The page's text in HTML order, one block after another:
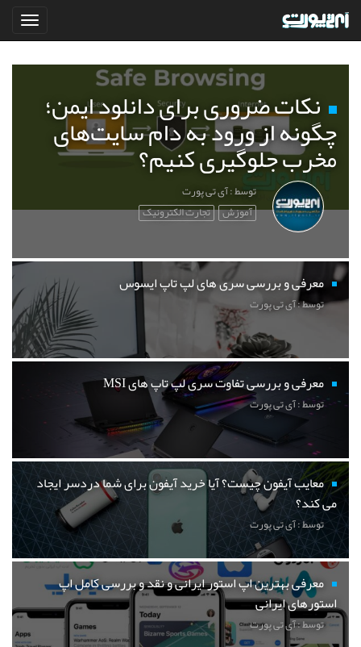
نکات ضروری برای دانلود ایمن؛
چگونه از ورود به دام سایت‌های
مخرب جلوگیری کنیم؟
توسط : آی تی پورت
آموزش تجارت الکترونیک
معرفی و بررسی سری های لپ تاپ ایسوس
توسط : آی تی پورت
معرفی و بررسی تفاوت سری لپ تاپ های MSI
توسط : آی تی پورت
معایب آیفون چیست؟ آیا خرید آیفون برای شما دردسر ایجاد
می کند؟
توسط : آی تی پورت
معرفی بهترین اپ استور ایرانی و نقد و بررسی کامل اپ
استورهای ایرانی
توسط : آی تی پورت